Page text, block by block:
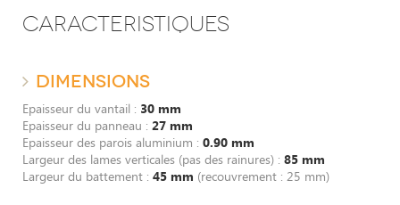
CARACTERISTIQUES
DIMENSIONS
Epaisseur du vantail : 30 mm
Epaisseur du panneau : 27 mm
Epaisseur des parois aluminium : 0.90 mm
Largeur des lames verticales (pas des rainures) : 85 mm
Largeur du battement : 45 mm (recouvrement : 25 mm)